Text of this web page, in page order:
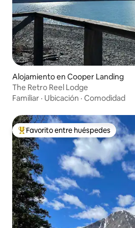
Alojamiento en Cooper Landing
The Retro Reel Lodge
Familiar · Ubicación · Comodidad
Favorito entre huéspedes preferido
Favorito entre huéspedes